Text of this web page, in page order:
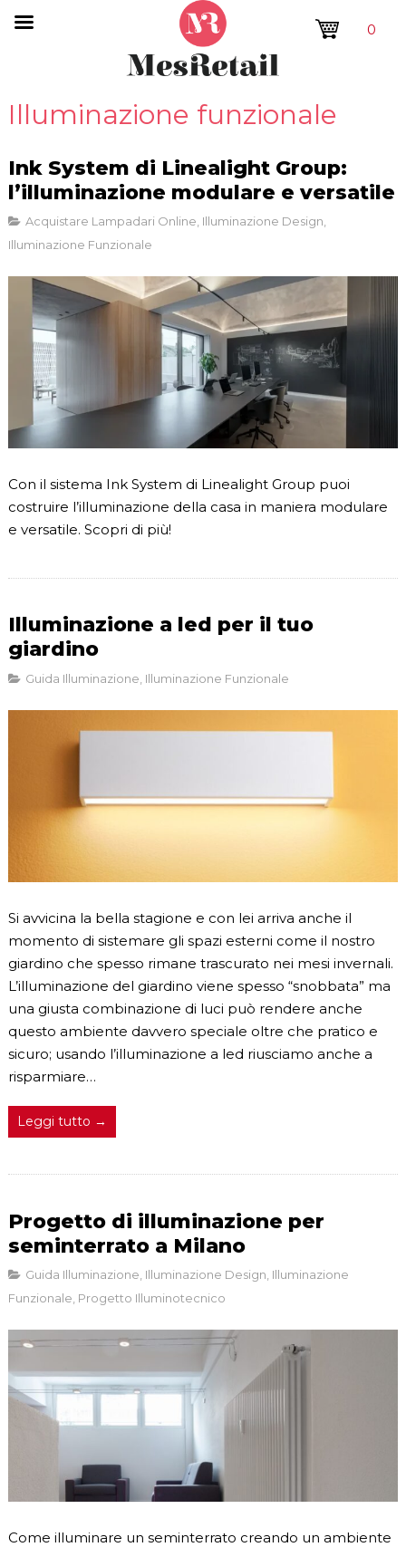
0
Illuminazione funzionale
Ink System di Linealight Group:
l’illuminazione modulare e versatile
Acquistare Lampadari Online, Illuminazione Design,
Illuminazione Funzionale
Con il sistema Ink System di Linealight Group puoi
costruire l’illuminazione della casa in maniera modulare
e versatile. Scopri di più!
Illuminazione a led per il tuo
giardino
Guida Illuminazione Illuminazione Funzionale
Si avvicina la bella stagione e con lei arriva anche il
momento di sistemare gli spazi esterni come il nostro
giardino che spesso rimane trascurato nei mesi invernali.
L’illuminazione del giardino viene spesso “snobbata” ma
una giusta combinazione di luci può rendere anche
questo ambiente davvero speciale oltre che pratico e
sicuro; usando l’illuminazione a led riusciamo anche a
risparmiare…
Leggi tutto →
Progetto di illuminazione per
seminterrato a Milano
Guida Illuminazione Illuminazione Design Illuminazione
Funzionale Progetto Illuminotecnico
Come illuminare un seminterrato creando un ambiente